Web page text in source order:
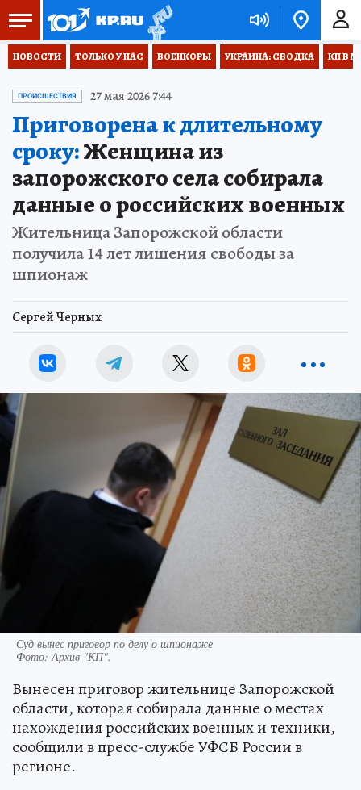
НОВОСТИ ТОЛЬКО У НАС ВОЕНКОРЫ УКРАИНА: СВОДКА КП В
ПРОИСШЕСТВИЯ 27 мая 2026 7:44
Приговорена к длительному
сроку:Женщина из
запорожского села собирала
данные о российских военных
Жительница Запорожской области
получила 14 лет лишения свободы за
шпионаж
Сергей Черных
Суд вынес приговор по делу о шпионаже
Фото:Архив "КП".
Вынесен приговор жительнице Запорожской
области, которая собирала данные о местах
нахождения российских военных и техники,
сообщили в пресс-службе УФСБ России в
регионе.